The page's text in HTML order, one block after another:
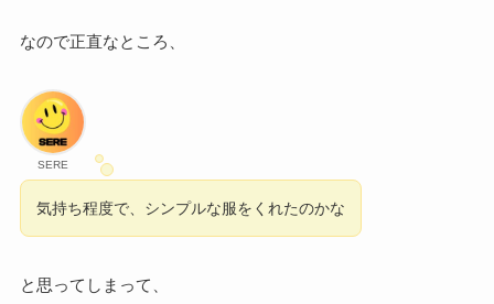
なので正直なところ、
SERE
気持ち程度で、シンプルな服をくれたのかな
と思ってしまって、